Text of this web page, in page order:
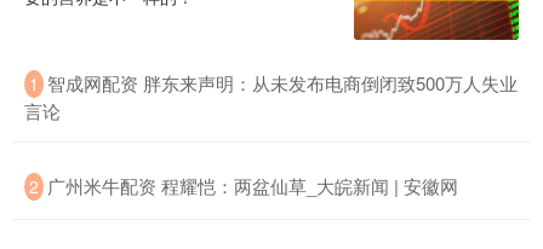
1 智成网配资 胖东来声明：从未发布电商倒闭致500万人失业
言论
2 广州米牛配资 程耀恺：两盆仙草_大皖新闻 | 安徽网